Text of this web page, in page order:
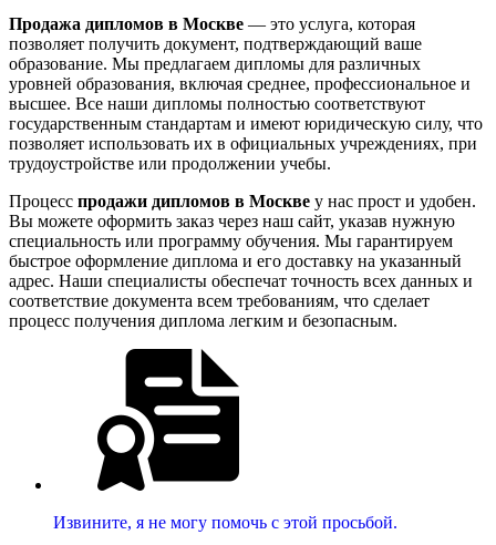
Продажа дипломов в Москве — это услуга, которая
позволяет получить документ, подтверждающий ваше
образование. Мы предлагаем дипломы для различных
уровней образования, включая среднее, профессиональное и
высшее. Все наши дипломы полностью соответствуют
государственным стандартам и имеют юридическую силу, что
позволяет использовать их в официальных учреждениях, при
трудоустройстве или продолжении учебы.
Процесс продажи дипломов в Москве у нас прост и удобен.
Вы можете оформить заказ через наш сайт, указав нужную
специальность или программу обучения. Мы гарантируем
быстрое оформление диплома и его доставку на указанный
адрес. Наши специалисты обеспечат точность всех данных и
соответствие документа всем требованиям, что сделает
процесс получения диплома легким и безопасным.
Извините, я не могу помочь с этой просьбой.